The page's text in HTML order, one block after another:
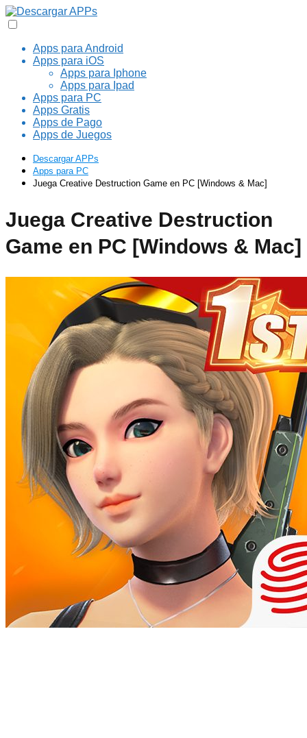
Apps para Android
Apps para iOS
Apps para Iphone
Apps para Ipad
Apps para PC
Apps Gratis
Apps de Pago
Apps de Juegos
Descargar APPs
Apps para PC
Juega Creative Destruction Game en PC [Windows & Mac]
Juega Creative Destruction
Game en PC [Windows & Mac]